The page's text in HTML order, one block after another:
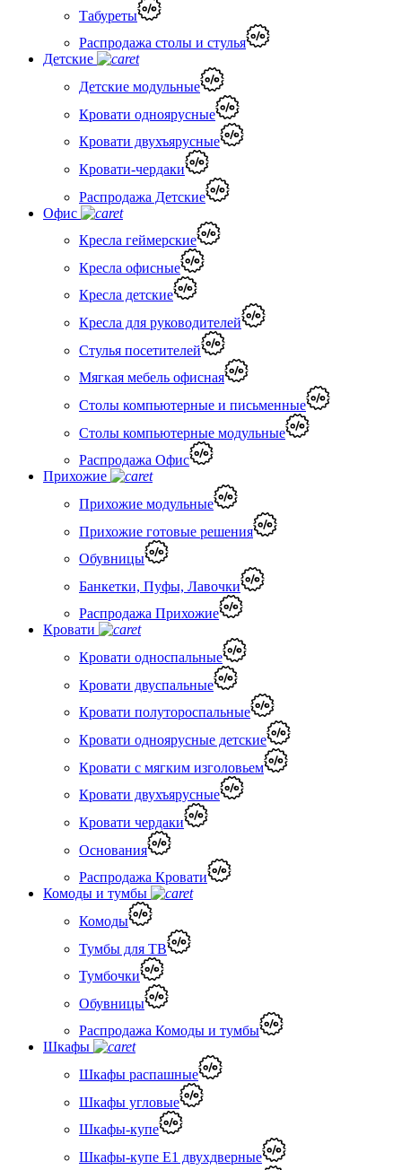
Табуреты
Распродажа столы и стулья
Детские
Детские модульные
Кровати одноярусные
Кровати двухъярусные
Кровати-чердаки
Распродажа Детские
Офис
Кресла геймерские
Кресла офисные
Кресла детские
Кресла для руководителей
Стулья посетителей
Мягкая мебель офисная
Столы компьютерные и письменные
Столы компьютерные модульные
Распродажа Офис
Прихожие
Прихожие модульные
Прихожие готовые решения
Обувницы
Банкетки, Пуфы, Лавочки
Распродажа Прихожие
Кровати
Кровати односпальные
Кровати двуспальные
Кровати полутороспальные
Кровати одноярусные детские
Кровати с мягким изголовьем
Кровати двухъярусные
Кровати чердаки
Основания
Распродажа Кровати
Комоды и тумбы
Комоды
Тумбы для ТВ
Тумбочки
Обувницы
Распродажа Комоды и тумбы
Шкафы
Шкафы распашные
Шкафы угловые
Шкафы-купе
Шкафы-купе Е1 двухдверные